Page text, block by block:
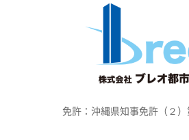
免許：沖縄県知事免許（２